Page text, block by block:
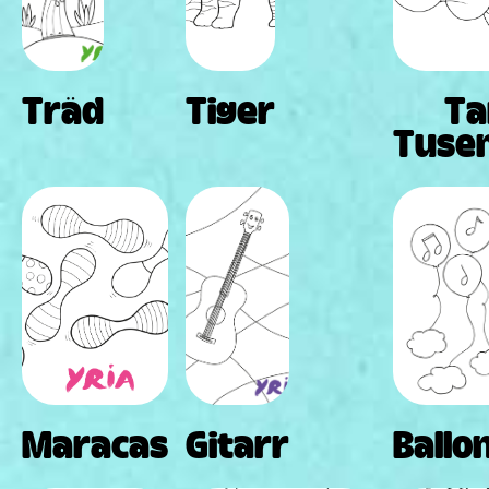
Träd Tiger
Maracas Gitarr